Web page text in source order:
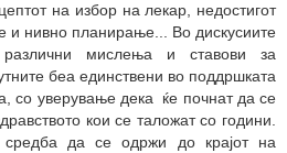
на избор на лекар, недостигот
и нивно планирање... Во дискусиите
мислења и ставови за
беа единствени во поддршката
со уверување дека ќе почнат да се
кои се таложат со години.
средба да се одржи до крајот на